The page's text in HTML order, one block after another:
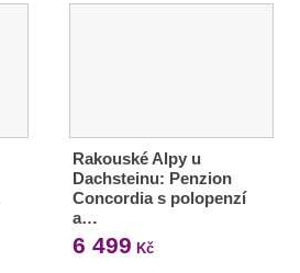
Rakouské Alpy u
Dachsteinu: Penzion
Concordia s polopenzí
a…
6 499 Kč